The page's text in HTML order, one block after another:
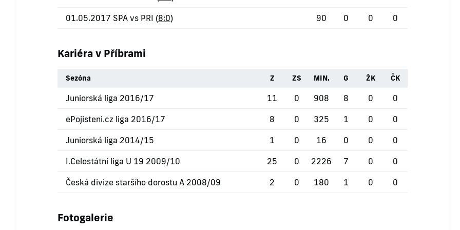
01.05.2017 SPA vs PRI (8:0) 90 0 0 0
Kariéra v Příbrami
Sezóna Z ZS MIN. G ŽK ČK
Juniorská liga 2016/17 11 0 908 8 0 0
ePojisteni.cz liga 2016/17 8 0 325 1 0 0
Juniorská liga 2014/15 1 0 16 0 0 0
I.Celostátní liga U 19 2009/10 25 0 2226 7 0 0
Česká divize staršího dorostu A 2008/09 2 0 180 1 0 0
Fotogalerie